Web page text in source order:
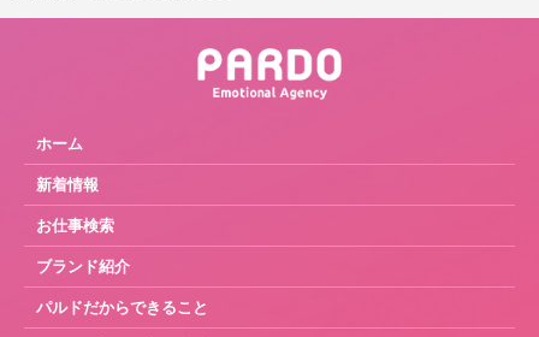
ホーム
新着情報
お仕事検索
ブランド紹介
パルドだからできること